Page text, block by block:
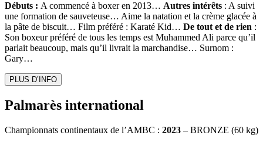
Débuts : A commencé à boxer en 2013… Autres intérêts : A suivi
une formation de sauveteuse… Aime la natation et la crème glacée à
la pâte de biscuit… Film préféré : Karaté Kid… De tout et de rien :
Son boxeur préféré de tous les temps est Muhammed Ali parce qu’il
parlait beaucoup, mais qu’il livrait la marchandise… Surnom :
Gary…
PLUS D’INFO
Palmarès international
Championnats continentaux de l’AMBC : 2023 – BRONZE (60 kg)